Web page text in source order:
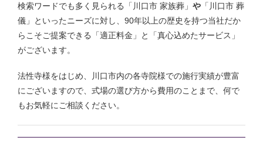
検索ワードでも多く見られる「川口市 家族葬」 や 「川口市 葬
儀」といったニーズに対し、90年以上の歴史を持つ当社だか
らこそご提案できる「適正料金」と「真心込めたサービス」
がございます。
法性寺様をはじめ、川口市内の各寺院様での施行実績が豊富
にございますので、式場の選び方から費用のことまで、何で
もお気軽にご相談ください。